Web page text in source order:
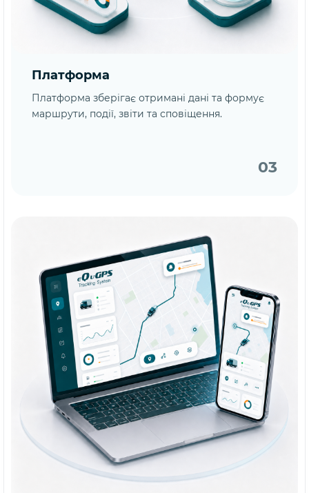
Платформа
Платформа зберігає отримані дані та формує
маршрути, події, звіти та сповіщення.
03